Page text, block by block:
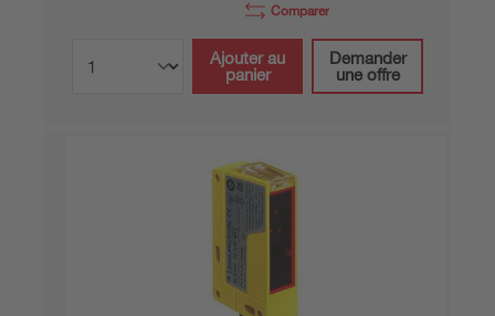
Comparer
Ajouter au
panier
Demander
une offre